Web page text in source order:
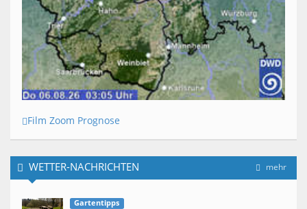
Film Zoom Prognose
mehr
WETTER-NACHRICHTEN
Gartentipps